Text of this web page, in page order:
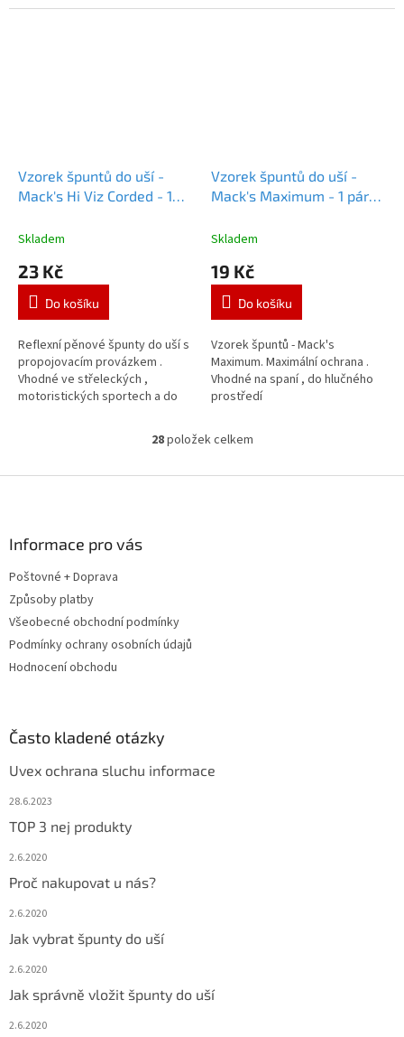
Vzorek špuntů do uší -
Mack's Hi Viz Corded - 1
Corded
Skladem
23 Kč
Do košíku
Reflexní pěnové špunty do uší s
propojovacím provázkem .
Vhodné ve střeleckých ,
motoristických sportech a do
Vzorek špuntů do uší -
Mack's Maximum - 1 pár
Skladem
19 Kč
Do košíku
Vzorek špuntů - Mack's
Maximum. Maximální ochrana .
Vhodné na spaní , do hlučného
prostředí
O
l
28položek celkem
Informace pro vás
Poštovné + Doprava
Způsoby platby
Všeobecné obchodní podmínky
Podmínky ochrany osobních údajů
Hodnocení obchodu
Často kladené otázky
Uvex ochrana sluchu informace
28.6.2023
TOP 3 nej produkty
2.6.2020
Proč nakupovat u nás?
2.6.2020
Jak vybrat špunty do uší
2.6.2020
Jak správně vložit špunty do uší
2.6.2020